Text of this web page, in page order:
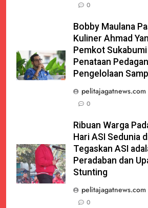
0
Bobby Maulana
Kuliner Ahmad
Pemkot
Penataan
Pengelolaan
pelitajagatnews.com
0
Ribuan Warga
Hari ASI Sedunia
Tegaskan ASI
Peradaban dan
Stunting
pelitajagatnews.com
0